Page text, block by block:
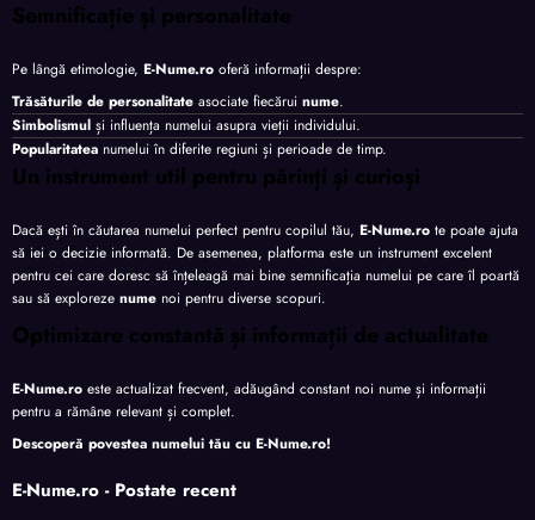
Semnificație și personalitate
Pe lângă etimologie, E-Nume.ro oferă informații despre:
Trăsăturile de personalitate asociate fiecărui nume.
Simbolismul și influența numelui asupra vieții individului.
Popularitatea numelui în diferite regiuni și perioade de timp.
Un instrument util pentru părinți și curioși
Dacă ești în căutarea numelui perfect pentru copilul tău, E-Nume.ro te poate ajuta
să iei o decizie informată. De asemenea, platforma este un instrument excelent
pentru cei care doresc să înțeleagă mai bine semnificația numelui pe care îl poartă
sau să exploreze nume noi pentru diverse scopuri.
Optimizare constantă și informații de actualitate
E-Nume.ro este actualizat frecvent, adăugând constant noi nume și informații
pentru a rămâne relevant și complet.
Descoperă povestea numelui tău cu E-Nume.ro!
E-Nume.ro - Postate recent